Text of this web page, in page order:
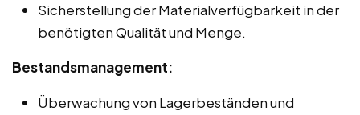
Sicherstellung der Materialverfügbarkeit in der
benötigten Qualität und Menge.
Bestandsmanagement:
Überwachung von Lagerbeständen und